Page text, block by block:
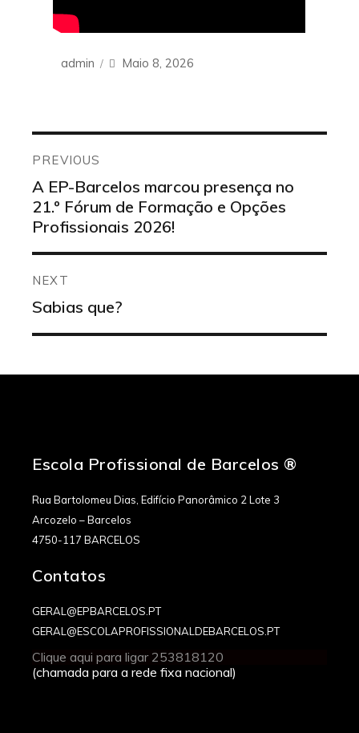
Financiamento
Contactos
Author
admin
Posted
Maio 8, 2026
Navegação
de
artigos
PREVIOUS
Previous
post:
A EP-Barcelos marcou presença no
21.º Fórum de Formação e Opções
Profissionais 2026!
NEXT
Next
post:
Sabias que?
Escola Profissional de Barcelos ®
Rua Bartolomeu Dias, Edifício Panorâmico 2 Lote 3
Arcozelo – Barcelos
4750-117 BARCELOS
Contatos
GERAL@EPBARCELOS.PT
GERAL@ESCOLAPROFISSIONALDEBARCELOS.PT
Clique aqui para ligar 253818120
(chamada para a rede fixa nacional)